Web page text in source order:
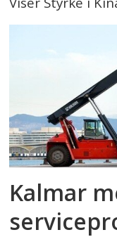
Kalmar